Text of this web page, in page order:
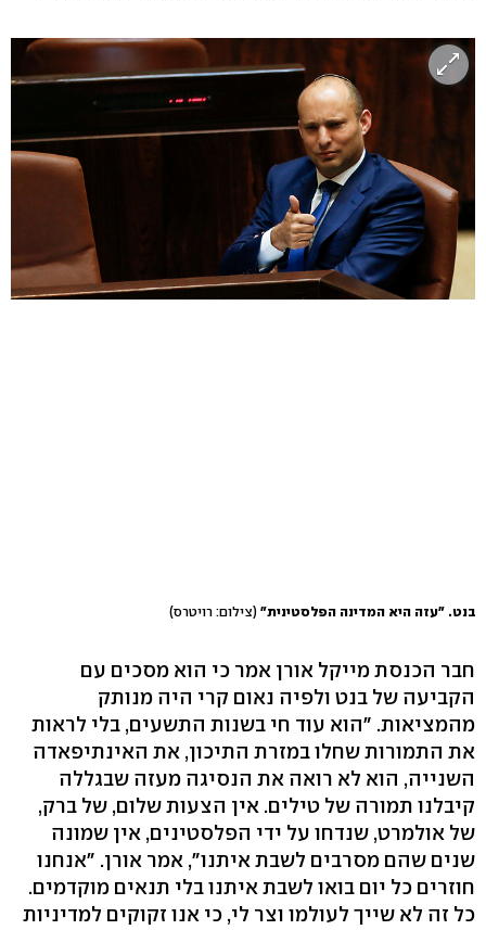
בנט. "עזה היא המדינה הפלסטינית" (צילום: רויטרס)
חבר הכנסת מייקל אורן אמר כי הוא מסכים עם
הקביעה של בנט ולפיה נאום קרי היה מנותק
מהמציאות. "הוא עוד חי בשנות התשעים, בלי לראות
את התמורות שחלו במזרת התיכון, את האינתיפאדה
השנייה, הוא לא רואה את הנסיגה מעזה שבגללה
קיבלנו תמורה של טילים. אין הצעות שלום, של ברק,
של אולמרט, שנדחו על ידי הפלסטינים, אין שמונה
שנים שהם מסרבים לשבת איתנו", אמר אורן. "אנחנו
חוזרים כל יום בואו לשבת איתנו בלי תנאים מוקדמים.
כל זה לא שייך לעולמו וצר לי, כי אנו זקוקים למדיניות